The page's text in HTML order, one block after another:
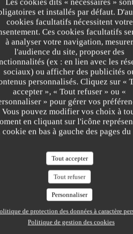
et installés par défaut.
cookies facultatifs nécessitent votre
Ces cookies facultatifs
à analyser votre navigation, mesurer
l'audience du site, proposer des
(ex : en lien avec les
sociaux) ou afficher des publicités
personnalisés. Cliquez sur «
accepter », « Tout refuser » ou «
» pour gérer vos
Vous pouvez modifier vos choix à
en cliquant sur l'icône
cookie en bas à gauche des pages
Tout accepter
Tout refuser
Personnaliser
de protection des données à caractère
Politique de gestion des cookies
de nos clients
2
5
Qualité / Prix: 4 /5